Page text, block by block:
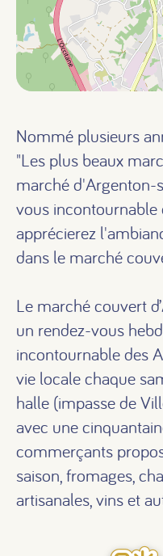
Nommé plusieurs
"Les plus beaux
marché d'Argenton-
vous incontournable
apprécierez
dans le marché
Le marché couvert
un rendez-vous
incontournable des
vie locale chaque
halle (impasse de
avec une
commerçants
saison, fromages,
artisanales, vins et